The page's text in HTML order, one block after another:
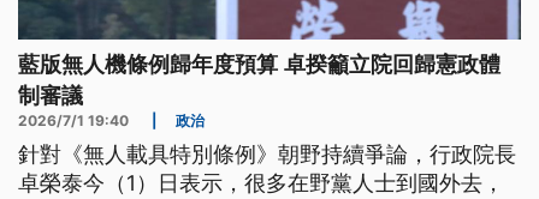
藍版無人機條例歸年度預算 卓揆籲立院回歸憲政體
制審議
2026/7/1 19:40 政治
針對《無人載具特別條例》朝野持續爭論，行政院長
卓榮泰今（1）日表示，很多在野黨人士到國外去，